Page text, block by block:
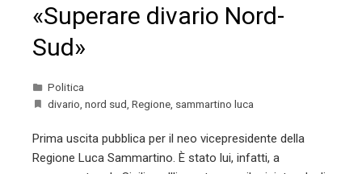
«Superare divario Nord-
Sud»
Politica
divario, nord sud, Regione, sammartino luca
Prima uscita pubblica per il neo vicepresidente della
Regione Luca Sammartino. È stato lui, infatti, a